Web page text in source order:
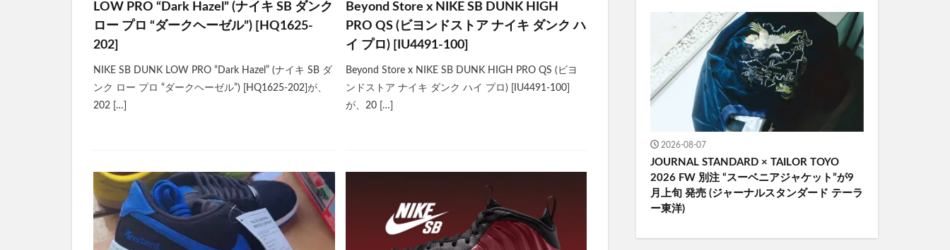
LOW PRO “Dark Hazel” (ナイキ SB ダンク
ロー プロ “ダークヘーゼル”) [HQ1625-
202]
NIKE SB DUNK LOW PRO “Dark Hazel” (ナイキ SB ダ
ンク ロー プロ “ダークヘーゼル”) [HQ1625-202]が、
202 […]
Beyond Store x NIKE SB DUNK HIGH
PRO QS (ビヨンドストア ナイキ ダンク ハ
イ プロ) [IU4491-100]
Beyond Store x NIKE SB DUNK HIGH PRO QS (ビヨ
ンドストア ナイキ ダンク ハイ プロ) [IU4491-100]
が、20 […]
2026-08-07
JOURNAL STANDARD × TAILOR TOYO
2026 FW 別注 “スーベニアジャケット”が9
月上旬 発売 (ジャーナルスタンダード テーラ
ー東洋)